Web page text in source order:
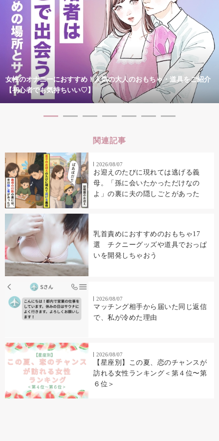
女性のオナニーにおすすめ！人気の大人のおもちゃ・道具をご紹介
【初心者でも気持ちいい♡】
関連記事
2026/08/07
お迎えのたびに現れては逃げる義
母。「孫に会いたかっただけなの
よ」の裏に夫の隠しごとがあった
乳首責めにおすすめのおもちゃ17
選 チクニーグッズや道具でおっぱ
いを開発しちゃおう
2026/08/07
マッチング相手から届いた同じ返信
で、私が冷めた理由
2026/08/07
【星座別】この夏、恋のチャンスが
訪れる女性ランキング＜第４位〜第
６位＞